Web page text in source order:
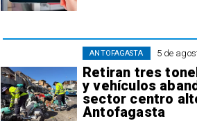
5 de
Retiran tres
y vehículos
sector centro
Antofagasta
ANTOFAGASTA